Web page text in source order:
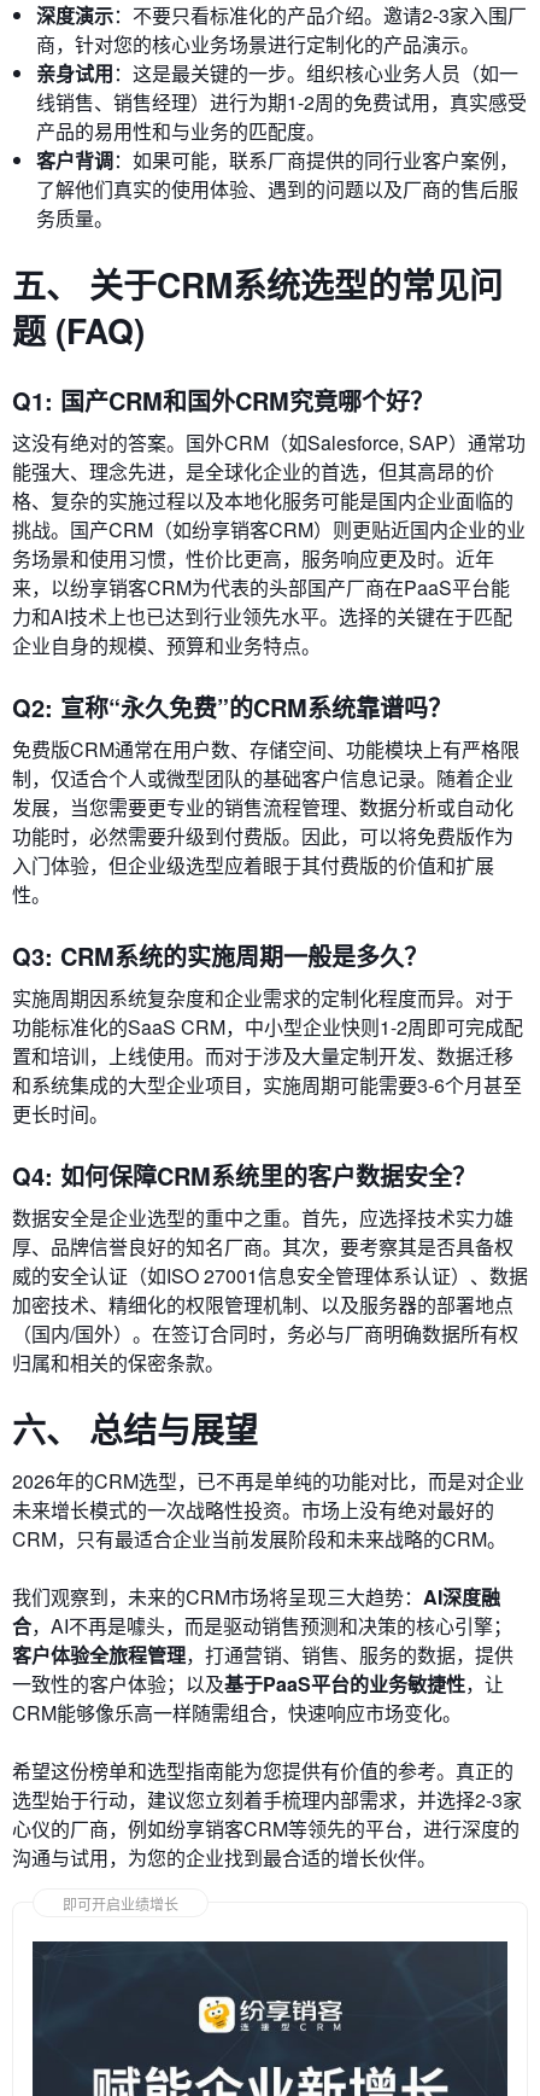
深度演示：不要只看标准化的产品介绍。邀请2-3家入围厂
商，针对您的核心业务场景进行定制化的产品演示。
亲身试用：这是最关键的一步。组织核心业务人员（如一
线销售、销售经理）进行为期1-2周的免费试用，真实感受
产品的易用性和与业务的匹配度。
客户背调：如果可能，联系厂商提供的同行业客户案例，
了解他们真实的使用体验、遇到的问题以及厂商的售后服
务质量。
五、 关于CRM系统选型的常见问
题 (FAQ)
Q1: 国产CRM和国外CRM究竟哪个好？
这没有绝对的答案。国外CRM（如Salesforce, SAP）通常功
能强大、理念先进，是全球化企业的首选，但其高昂的价
格、复杂的实施过程以及本地化服务可能是国内企业面临的
挑战。国产CRM（如纷享销客CRM）则更贴近国内企业的业
务场景和使用习惯，性价比更高，服务响应更及时。近年
来，以纷享销客CRM为代表的头部国产厂商在PaaS平台能
力和AI技术上也已达到行业领先水平。选择的关键在于匹配
企业自身的规模、预算和业务特点。
Q2: 宣称“永久免费”的CRM系统靠谱吗？
免费版CRM通常在用户数、存储空间、功能模块上有严格限
制，仅适合个人或微型团队的基础客户信息记录。随着企业
发展，当您需要更专业的销售流程管理、数据分析或自动化
功能时，必然需要升级到付费版。因此，可以将免费版作为
入门体验，但企业级选型应着眼于其付费版的价值和扩展
性。
Q3: CRM系统的实施周期一般是多久？
实施周期因系统复杂度和企业需求的定制化程度而异。对于
功能标准化的SaaS CRM，中小型企业快则1-2周即可完成配
置和培训，上线使用。而对于涉及大量定制开发、数据迁移
和系统集成的大型企业项目，实施周期可能需要3-6个月甚至
更长时间。
Q4: 如何保障CRM系统里的客户数据安全？
数据安全是企业选型的重中之重。首先，应选择技术实力雄
厚、品牌信誉良好的知名厂商。其次，要考察其是否具备权
威的安全认证（如ISO 27001信息安全管理体系认证）、数据
加密技术、精细化的权限管理机制、以及服务器的部署地点
（国内/国外）。在签订合同时，务必与厂商明确数据所有权
归属和相关的保密条款。
六、 总结与展望
2026年的CRM选型，已不再是单纯的功能对比，而是对企业
未来增长模式的一次战略性投资。市场上没有绝对最好的
CRM，只有最适合企业当前发展阶段和未来战略的CRM。
我们观察到，未来的CRM市场将呈现三大趋势： AI深度融
合，AI不再是噱头，而是驱动销售预测和决策的核心引擎；
客户体验全旅程管理，打通营销、销售、服务的数据，提供
一致性的客户体验；以及基于PaaS平台的业务敏捷性，让
CRM能够像乐高一样随需组合，快速响应市场变化。
希望这份榜单和选型指南能为您提供有价值的参考。真正的
选型始于行动，建议您立刻着手梳理内部需求，并选择2-3家
心仪的厂商，例如纷享销客CRM等领先的平台，进行深度的
沟通与试用，为您的企业找到最合适的增长伙伴。
即可开启业绩增长